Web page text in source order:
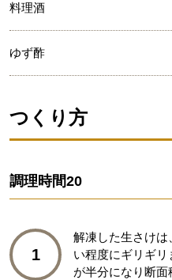
料理酒
ゆず酢
つくり方
調理時間20
1
解凍した生さけ
い程度にギリギ
が半分になり断面